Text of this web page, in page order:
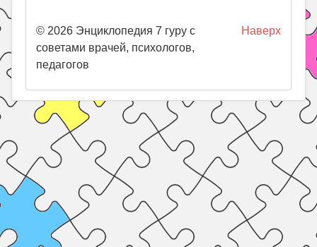
Наверх
© 2026 Энциклопедия 7 гуру с
советами врачей, психологов,
педагогов